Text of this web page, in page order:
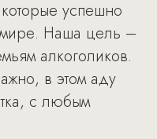
успешно
Наша цель –
алкоголиков.
в этом аду
с любым